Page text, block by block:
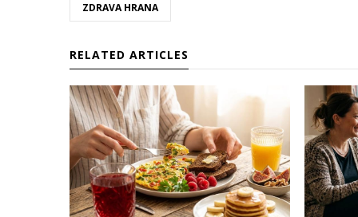
ZDRAVA HRANA
RELATED ARTICLES